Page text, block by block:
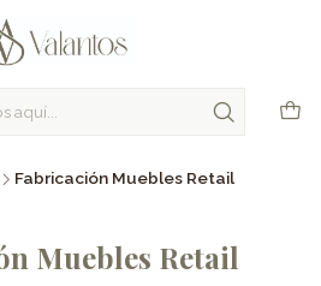
Fabricación Muebles Retail
Muebles Retail